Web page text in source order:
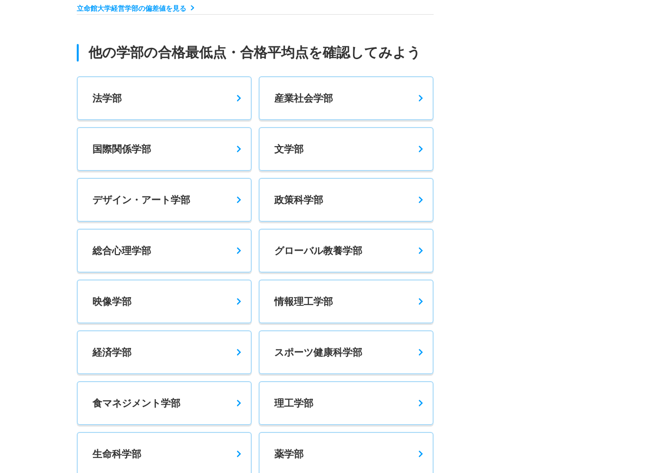
経営学科 一般 後期分割方式
164 220 － －
経営学科 一般 共テ 併用方式情報活用型
231 300 － －
（本学独自試
経営学科 一般 共テ 併用方式３教科型
232 300 － － － －
（本学独自試
600 － － －
経営学科 一般 共テ ５教科型
700 － － － －
経営学科 一般 ニ 感性＋
立命館大学経営学部の偏差値を見る
他の学部の合格最低点・合格平均点を確認してみよう
法学部 産業社会学部
国際関係学部 文学部
デザイン・アート学部 政策科学部
総合心理学部 グローバル教養学部
映像学部 情報理工学部
経済学部 スポーツ健康科学部
食マネジメント学部 理工学部
生命科学部 薬学部